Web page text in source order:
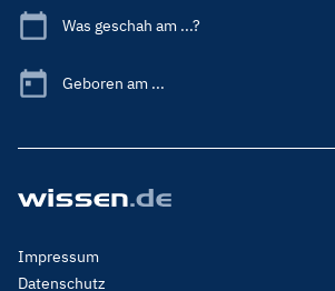
Was geschah am ...?
Geboren am ...
Footer
Menu
Impressum
Datenschutz